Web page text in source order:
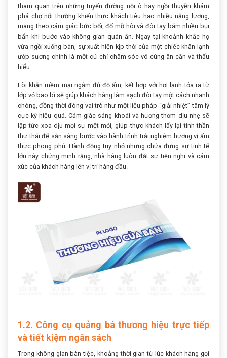
tham quan trên những tuyến đường nội ô hay ngồi thuyền khám
phá chợ nổi thường khiến thực khách tiêu hao nhiều năng lượng,
mang theo cảm giác bức bối, đổ mồ hôi và đôi tay bám nhiều bụi
bẩn khi bước vào không gian quán ăn. Ngay tại khoảnh khắc họ
vừa ngồi xuống bàn, sự xuất hiện kịp thời của một chiếc khăn lạnh
ướp sương chính là một cử chỉ chăm sóc vô cùng ân cần và thấu
hiểu.
Lõi khăn mềm mại ngậm đủ độ ẩm, kết hợp với hơi lạnh tỏa ra từ
lớp vỏ bao bì sẽ giúp khách hàng làm sạch đôi tay một cách nhanh
chóng, đồng thời đóng vai trò như một liệu pháp “giải nhiệt” tâm lý
cực kỳ hiệu quả. Cảm giác sảng khoái và hương thơm dịu nhẹ sẽ
lập tức xoa dịu mọi sự mệt mỏi, giúp thực khách lấy lại tinh thần
thư thái để sẵn sàng bước vào hành trình trải nghiệm hương vị ẩm
thực phong phú. Hành động tuy nhỏ nhưng chứa đựng sự tinh tế
lớn này chứng minh rằng, nhà hàng luôn đặt sự tiện nghi và cảm
xúc của khách hàng lên vị trí hàng đầu.
1.2. Công cụ quảng bá thương hiệu trực tiếp
và tiết kiệm ngân sách
Trong không gian bàn tiệc, khoảng thời gian từ lúc khách hàng gọi